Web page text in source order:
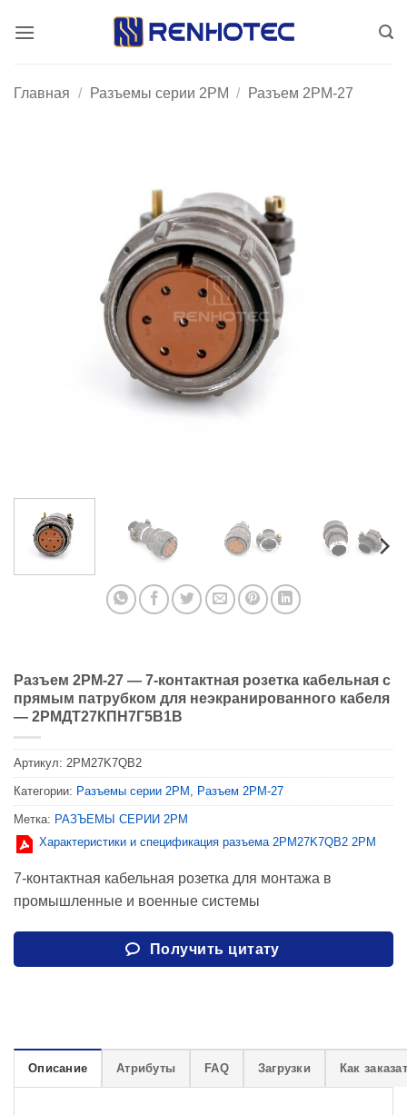
Главная / Разъемы серии 2PM / Разъем 2PM-27
Разъем 2PM-27 — 7-контактная розетка кабельная с
прямым патрубком для неэкранированного кабеля
— 2РМДТ27КПН7Г5В1В
Артикул: 2PM27K7QB2
Категории: Разъемы серии 2PM , Разъем 2PM-27
Метка: РАЗЪЕМЫ СЕРИИ 2PM
Характеристики и спецификация разъема 2PM27K7QB2 2PM
7-контактная кабельная розетка для монтажа в
промышленные и военные системы
Получить цитату
Описание Атрибуты FAQ Загрузки Как